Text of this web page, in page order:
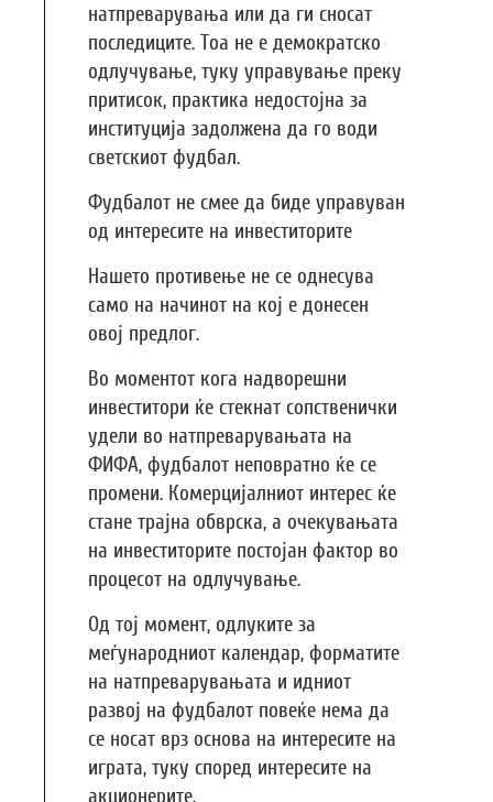
натпреварувања или да ги сносат
последиците. Тоа не е демократско
одлучување, туку управување преку
притисок, практика недостојна за
институција задолжена да го води
светскиот фудбал.
Фудбалот не смее да биде управуван
од интересите на инвеститорите
Нашето противење не се однесува
само на начинот на кој е донесен
овој предлог.
Во моментот кога надворешни
инвеститори ќе стекнат сопственички
удели во натпреварувањата на
ФИФА, фудбалот неповратно ќе се
промени. Комерцијалниот интерес ќе
стане трајна обврска, а очекувањата
на инвеститорите постојан фактор во
процесот на одлучување.
Од тој момент, одлуките за
меѓународниот календар, форматите
на натпреварувањата и идниот
развој на фудбалот повеќе нема да
се носат врз основа на интересите на
играта, туку според интересите на
акционерите.